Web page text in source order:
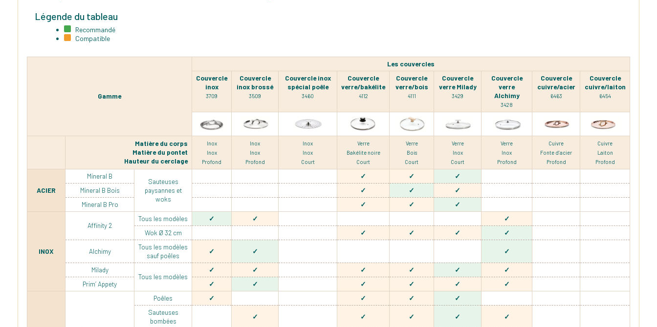
Légende du tableau
Recommandé
Compatible
Gamme
Les couvercles
Couvercle
inox
3709
Couvercle
inox brossé
3509
Couvercle inox
spécial poêle
3460
Couvercle
verre/bakélite
4112
Couvercle
verre/bois
4111
Couvercle
verre Milady
3429
Couvercle
verre
Alchimy
3428
Couvercle
cuivre/acier
6463
Couvercle
cuivre/laiton
6454
Matière du corps
Matière du pontet
Hauteur du cerclage
Inox
Inox
Profond
Inox
Inox
Profond
Inox
Inox
Court
Verre
Bakélite noire
Court
Verre
Bois
Court
Verre
Inox
Court
Verre
Inox
Profond
Cuivre
Fonte d’acier
Profond
Cuivre
Laiton
Profond
ACIER
Mineral B
Sauteuses
paysannes et
woks
Mineral B Bois
Mineral B Pro
INOX
Affinity 2
Tous les modèles
Wok Ø 32 cm
Alchimy
Tous les modèles
sauf poêles
Milady
Tous les modèles
Prim’ Appety
Poêles
Sauteuses
bombées